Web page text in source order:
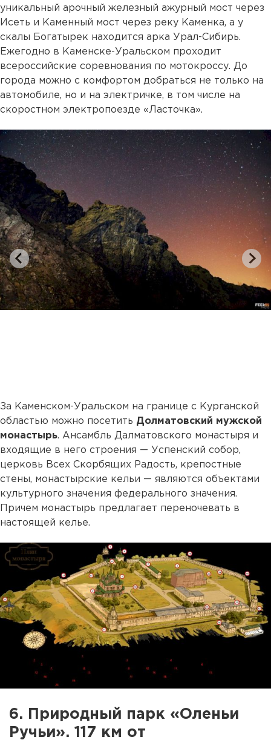
уникальный арочный железный ажурный мост через
Исеть и Каменный мост через реку Каменка, а у
скалы Богатырек находится арка Урал-Сибирь.
Ежегодно в Каменске-Уральском проходит
всероссийские соревнования по мотокроссу. До
города можно с комфортом добраться не только на
автомобиле, но и на электричке, в том числе на
скоростном электропоезде «Ласточка».
За Каменском-Уральском на границе с Курганской
областью можно посетить Долматовский мужской
монастырь. Ансамбль Далматовского монастыря и
входящие в него строения — Успенский собор,
церковь Всех Скорбящих Радость, крепостные
стены, монастырские кельи — являются объектами
культурного значения федерального значения.
Причем монастырь предлагает переночевать в
настоящей келье.
6. Природный парк «Оленьи
Ручьи». 117 км от